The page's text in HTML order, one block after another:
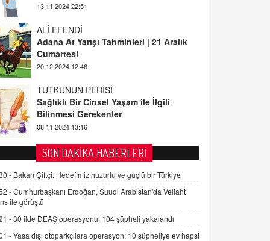
20.12.2024 12:46
TUTKUNUN PERİSİ
Sağlıklı Bir Cinsel Yaşam ile İlgili
Bilinmesi Gerekenler
08.11.2024 13:16
FARUK ÖNALAN
Tezkere Onaylanmasaydı…
2 Kasım 2021 Salı 00:11
AV. DOĞAN CAN DOĞAN
Kişisel verilerin korunması ve dijital
hukukun gelişimi
15.09.2025 16:17
SEHER EREK
Kış Ayları Geldi, Hangi Önlemler
Alınmalı?
SON DAKİKA HABERLERİ
- Bakan Çiftçi: Hedefimiz huzurlu ve güçlü bir Türkiye
-Cumhurbaşkanı Erdoğan, Suudi Arabistan'da Veliaht
ile görüştü
-30 ilde DEAŞ operasyonu: 104 şüpheli yakalandı
-Yasa dışı otoparkçılara operasyon: 10 şüpheliye ev hapsi